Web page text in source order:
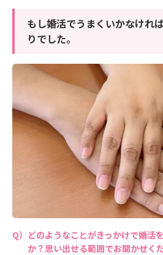
もし婚活でうまくいかなけれ
りでした。
どのようなことがきっかけで婚活
か？思い出せる範囲でお聞かせくだ